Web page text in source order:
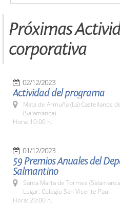
Próximas
corporativa
02/12/2023
Actividad del programa
Mata de Armuña (La) Castellanos
(Salamanca)
Hora: 10:00 h.
01/12/2023
59 Premios Anuales del
Salmantino
Santa Marta de Tormes
Lugar: Colegio San Vicente Paul
Hora: 20:00 h.